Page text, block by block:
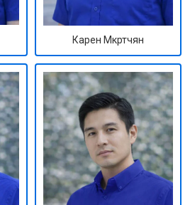
Карен Мкртчян